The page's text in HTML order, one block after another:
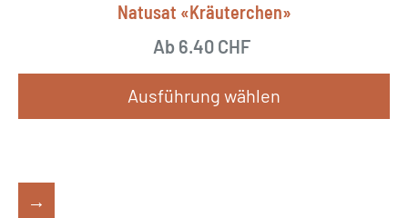
Natusat «Kräuterchen»
Ab 6.40 CHF
Ausführung wählen
→